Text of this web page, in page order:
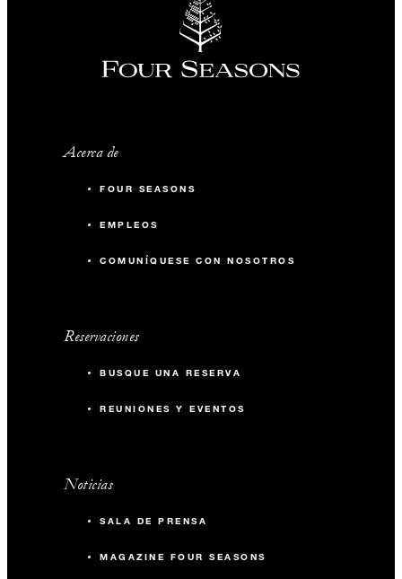
Acerca de
FOUR SEASONS
EMPLEOS
COMUNÍQUESE CON NOSOTROS
Reservaciones
BUSQUE UNA RESERVA
REUNIONES Y EVENTOS
Noticias
SALA DE PRENSA
MAGAZINE FOUR SEASONS